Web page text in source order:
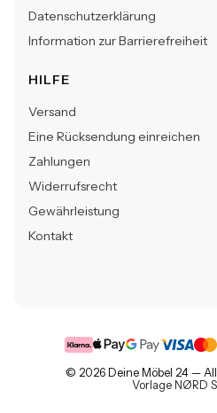
Datenschutzerklärung
Information zur Barrierefreiheit
HILFE
Versand
Eine Rücksendung einreichen
Zahlungen
Widerrufsrecht
Gewährleistung
Kontakt
© 2026 Deine Möbel 24 —
Vorlage NØRD